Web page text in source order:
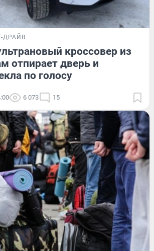
ДРАЙВ
кроссовер из
отпирает дверь и
по голосу
6 073 15